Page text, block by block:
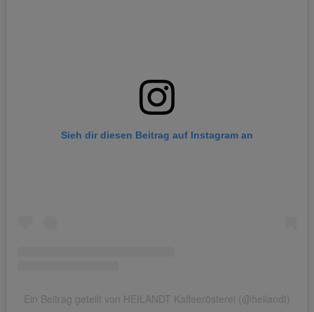
Sieh dir diesen Beitrag auf Instagram an
Ein Beitrag geteilt von HEILANDT Kaffeerösterei (@heilandt)